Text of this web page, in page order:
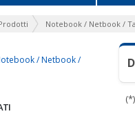
Notebook / Netbook /
/ Netbook /